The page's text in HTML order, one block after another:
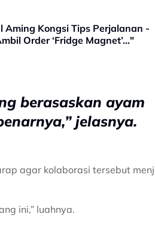
Aming Kongsi Tips Perjalanan -
Order ‘Fridge Magnet’..."
berasaskan ayam
jelasnya.
agar kolaborasi tersebut
ini,” luahnya.